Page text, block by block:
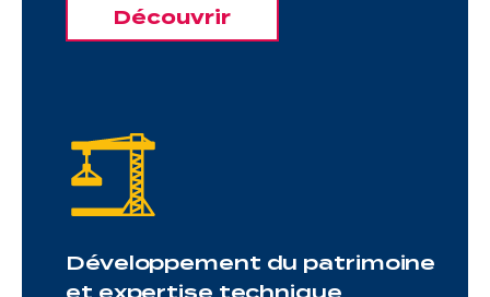
Découvrir
Développement du patrimoine